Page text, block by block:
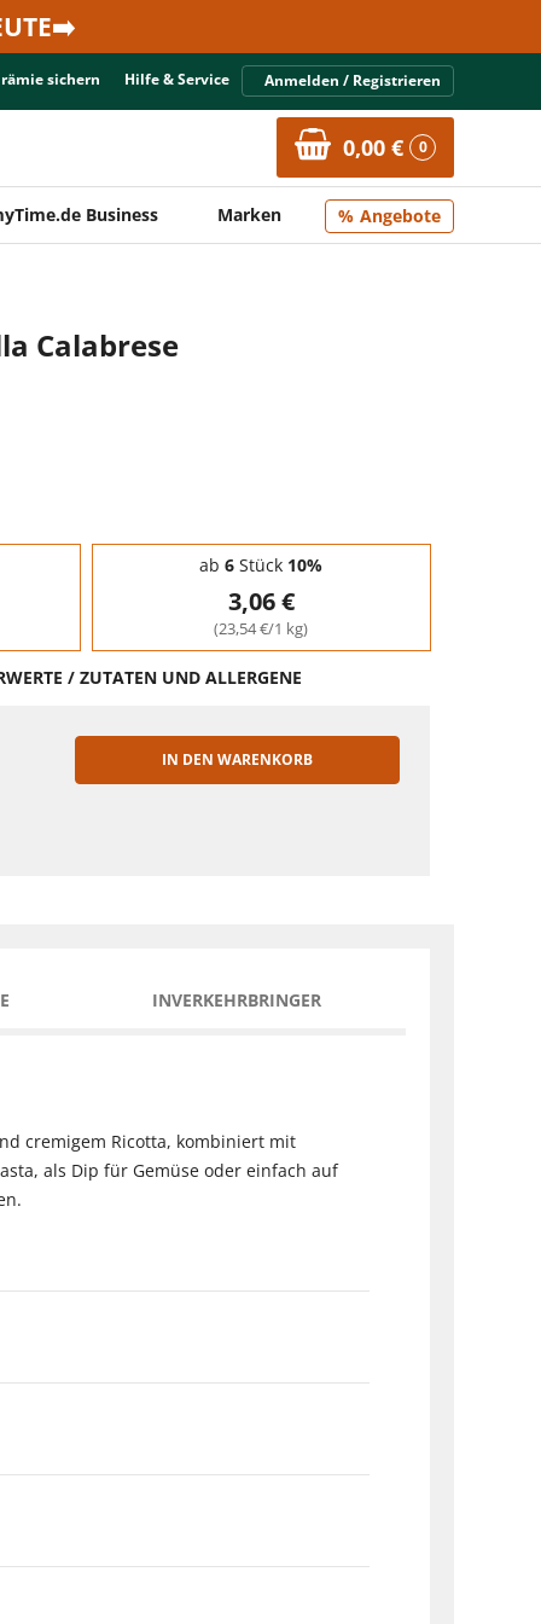
sichern Hilfe & Service Anmelden / Registrieren
0,00 € 0
Business Marken Angebote
Calabrese
ab 6 Stück 10%
3,06 €
(23,54 €/1 kg)
/ ZUTATEN UND ALLERGENE
IN DEN WARENKORB
INVERKEHRBRINGER
cremigem Ricotta, kombiniert mit
als Dip für Gemüse oder einfach auf